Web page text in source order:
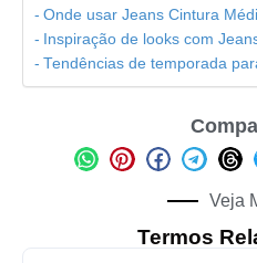
Onde usar Jeans Cintura
Inspiração de looks com
Tendências de temporada
Veja
Termos